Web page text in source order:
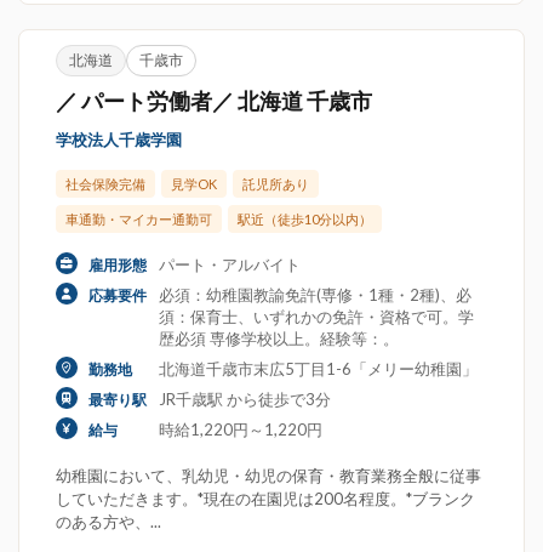
北海道 千歳市
／ パート労働者／ 北海道 千歳市
学校法人千歳学園
社会保険完備 見学OK 託児所あり
車通勤・マイカー通勤可 駅近（徒歩10分以内）
雇用形態 パート・アルバイト
応募要件
必須：幼稚園教諭免許(専修・1種・2種)、必
須：保育士、いずれかの免許・資格で可。学
歴必須 専修学校以上。経験等：。
勤務地 北海道千歳市末広5丁目1-6「メリー幼稚園」
最寄り駅 JR千歳駅 から徒歩で3分
給与 時給1,220円～1,220円
幼稚園において、乳幼児・幼児の保育・教育業務全般に従事
していただきます。*現在の在園児は200名程度。*ブランク
のある方や、...